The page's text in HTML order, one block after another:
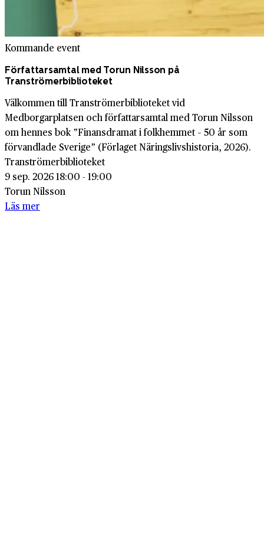
Kommande event
Författarsamtal med Torun Nilsson på
Tranströmerbiblioteket
Välkommen till Tranströmerbiblioteket vid
Medborgarplatsen och författarsamtal med Torun Nilsson
om hennes bok ”Finansdramat i folkhemmet – 50 år som
förvandlade Sverige” (Förlaget Näringslivshistoria, 2026).
Tranströmerbiblioteket
9 sep. 2026 18:00 - 19:00
Torun Nilsson
Läs mer